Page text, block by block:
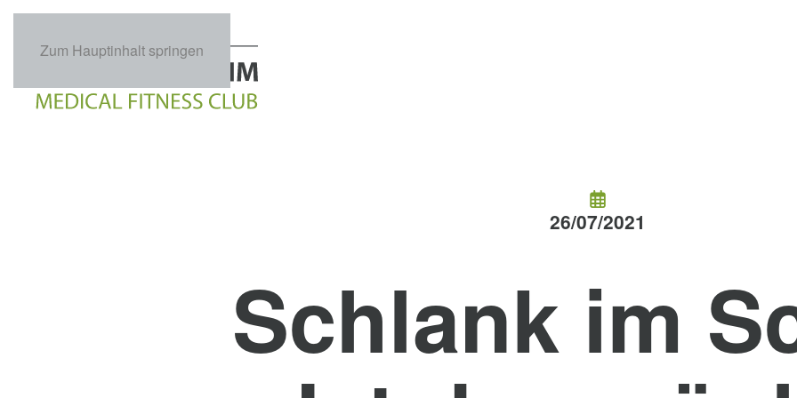
Zum Hauptinhalt springen
26/07/2021
Schlank im